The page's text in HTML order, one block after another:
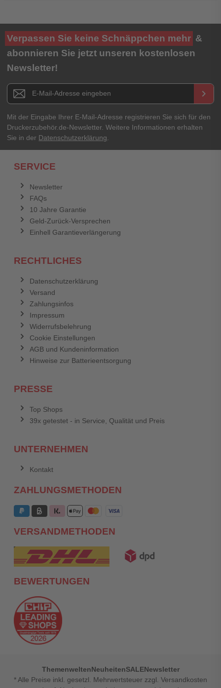
Ihre Bewertung**
★★★★★
Titel**
E-Mail-Adresse
Ihr Passwort
Verpassen Sie keine Schnäppchen mehr &
abonnieren Sie jetzt unseren kostenlosen
Newsletter!
Newsletter E-Mail Adresse keyboard_arrow_right
Mit der Eingabe Ihrer E-Mail-Adresse registrieren Sie sich für den
Druckerzubehör.de-Newsletter. Weitere Informationen erhalten
Sie in der Datenschutzerklärung
SERVICE
Newsletter
FAQs
10 Jahre Garantie
Geld-Zurück-Versprechen
Einhell Garantieverlängerung
RECHTLICHES
Datenschutzerklärung
Versand
Zahlungsinfos
Impressum
Widerrufsbelehrung
Cookie Einstellungen
AGB und Kundeninformation
Hinweise zur Batterieentsorgung
PRESSE
Top Shops
39x getestet - in Service, Qualität und Preis
UNTERNEHMEN
Kontakt
ZAHLUNGSMETHODEN
VERSANDMETHODEN
BEWERTUNGEN
ThemenweltenNeuheitenSALENewsletter
* Alle Preise inkl. gesetzl. Mehrwertsteuer zzgl. Versandkosten